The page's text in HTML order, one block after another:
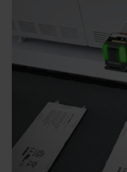
Consulter le